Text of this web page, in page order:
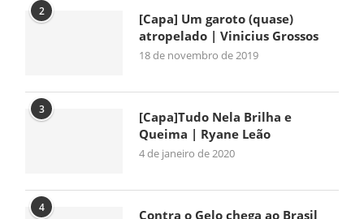
2
[Capa] Um garoto (quase)
atropelado | Vinicius Grossos
18 de novembro de 2019
3
[Capa]Tudo Nela Brilha e
Queima | Ryane Leão
4 de janeiro de 2020
4 Contra o Gelo chega ao Brasil